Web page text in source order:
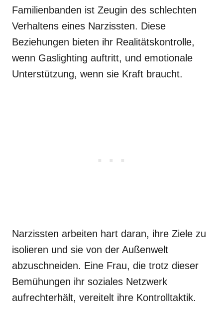
Familienbanden ist Zeugin des schlechten
Verhaltens eines Narzissten. Diese
Beziehungen bieten ihr Realitätskontrolle,
wenn Gaslighting auftritt, und emotionale
Unterstützung, wenn sie Kraft braucht.
Narzissten arbeiten hart daran, ihre Ziele zu
isolieren und sie von der Außenwelt
abzuschneiden. Eine Frau, die trotz dieser
Bemühungen ihr soziales Netzwerk
aufrechterhält, vereitelt ihre Kontrolltaktik.